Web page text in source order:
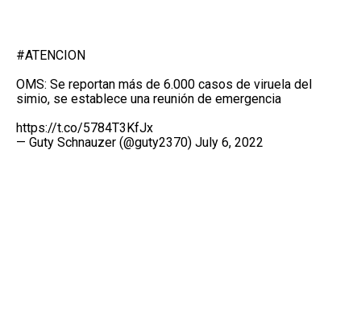
#ATENCION
OMS: Se reportan más de 6.000 casos de viruela del
simio, se establece una reunión de emergencia
https://t.co/5784T3KfJx
— Guty Schnauzer (@guty2370) July 6, 2022